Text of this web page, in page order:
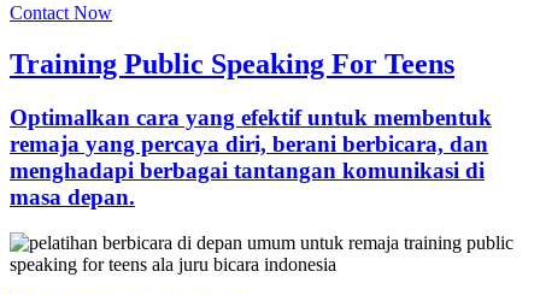
Contact Now
Training Public Speaking For Teens
Optimalkan cara yang efektif untuk membentuk
remaja yang percaya diri, berani berbicara, dan
menghadapi berbagai tantangan komunikasi di
masa depan.